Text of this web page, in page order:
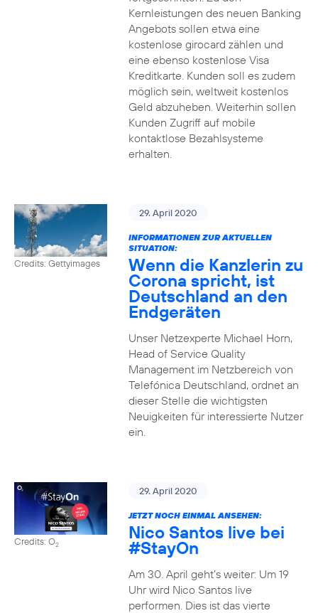
Kernleistungen des neuen Banking
Angebots sollen etwa eine
kostenlose girocard zählen und
eine ebenso kostenlose Visa
Kreditkarte. Kunden soll es zudem
möglich sein, weltweit kostenlos
Geld abzuheben. Weiterhin sollen
Kunden Zugriff auf mobile
kontaktlose Bezahlsysteme
erhalten.
Credits: Gettyimages
29. April 2020
INFORMATIONEN ZUR AKTUELLEN
SITUATION:
Wenn die Kanzlerin zu
Corona spricht, ist
Deutschland an den
Endgeräten
Unser Netzexperte Michael Horn,
Head of Service Quality
Management im Netzbereich von
Telefónica Deutschland, ordnet an
dieser Stelle die wichtigsten
Neuigkeiten für interessierte Nutzer
ein.
Credits: O2
29. April 2020
JETZT NOCH EINMAL ANSEHEN:
Nico Santos live bei
#StayOn
Am 30. April geht’s weiter: Um 19
Uhr wird Nico Santos live
performen. Dies ist das vierte